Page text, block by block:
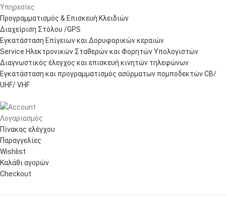
Υπηρεσίες
Προγραμματισμός & Επισκευή Κλειδιών
Διαχείριση Στόλου /GPS
Εγκατάσταση Επίγειων και Δορυφορικών κεραιών
Service Ηλεκτρονικών Σταθερών και Φορητών Υπολογιστών
Διαγνωστικός έλεγχος και επισκευή κινητών τηλεφώνων
Εγκατάσταση και προγραμματισμός ασύρματων πομποδεκτών CB/
UHF/ VHF
Λογαριασμός
Πίνακας ελέγχου
Παραγγελίες
Wishlist
Καλάθι αγορών
Checkout